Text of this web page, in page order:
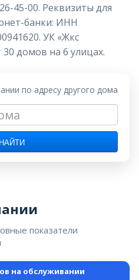
45-00. Реквизиты для
банки: ИНН
УК «Жкс
30 домов на 6 улицах.
по адресу другого дома
НАЙТИ
показатели
на обслуживании